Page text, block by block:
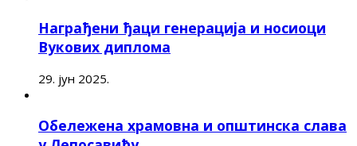
Награђени ђаци генерација и носиоци
Вукових диплома
29. јун 2025.
Обележена храмовна и општинска слава